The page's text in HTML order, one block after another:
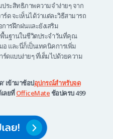
ประสิทธิภาพความจำง่ายๆ จาก
ด จะเห็นได้ว่าแต่ละวิธีสามารถ
ารฝึกฝนและยังเสริม
พื้นฐานในชีวิตประจำวันที่คุณ
อ และนี่ก็เป็นเทคนิคการเพิ่ม
ดแบบง่ายๆ ที่เต็มไปด้วยความ
เข้ามาช้อปอุปกรณ์สำหรับจด
ลยที่OfficeMate ช้อปครบ 499